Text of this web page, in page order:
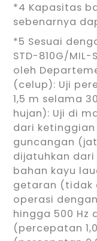
*4 Kapasitas
sebenarnya
*5 Sesuai
STD-810G/
oleh
(celup): Uji
1,5 m selama
hujan): Uji di
dari ketinggian
guncangan
dijatuhkan dari
bahan kayu
getaran (tidak
operasi
hingga 500
(percepatan